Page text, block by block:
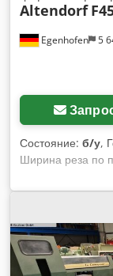
Egenhofen 5
Altendorf
Состояние: б/у,
Ширина реза по
по поперечному
Подрезной диск:
высоты пилы:
Наклон пилы:
Регулировка
позиционное